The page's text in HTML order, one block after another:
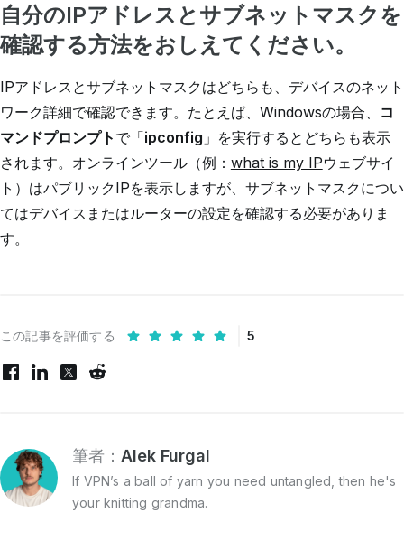
自分のIPアドレスとサブネットマスクを
確認する方法をおしえてください。
IPアドレスとサブネットマスクはどちらも、デバイスのネット
ワーク詳細で確認できます。たとえば、Windowsの場合、
コ
マンドプロンプト で「ipconfig 」を実行するとどちらも表示
されます。オンラインツール（例： what is my IPウェブサイ
ト）はパブリックIPを表示しますが、サブネットマスクについ
てはデバイスまたはルーターの設定を確認する必要がありま
す。
この記事を評価する 5
筆者： Alek Furgal
If VPN’s a ball of yarn you need untangled, then he's
your knitting grandma.